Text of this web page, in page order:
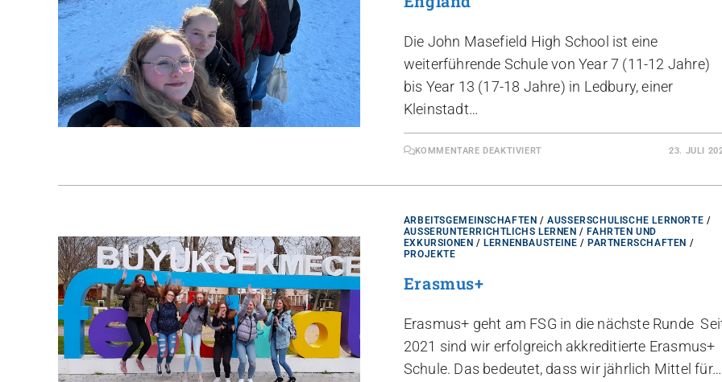
Die John Masefield High School ist eine
weiterführende Schule von Year 7 (11-12 Jahre)
bis Year 13 (17-18 Jahre) in Ledbury, einer
Kleinstadt…
KOMMENTARE DEAKTIVIERT 23. JULI
ARBEITSGEMEINSCHAFTEN /AUSSERSCHULISCHE LERNORTE
/
AUSSERUNTERRICHTLICHS LERNEN
/ FAHRTEN UND
EXKURSIONEN / LERNENBAUSTEINE / PARTNERSCHAFTEN /
PROJEKTE
Erasmus+
Erasmus+ geht am FSG in die nächste Runde
2021 sind wir erfolgreich akkreditierte Erasmus+
Schule. Das bedeutet, dass wir jährlich Mittel für…